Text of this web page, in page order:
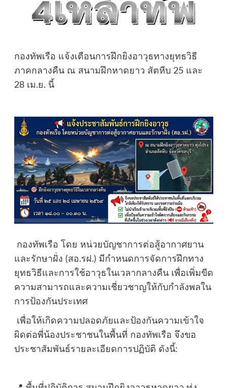
กองทัพเรือ แจ้งเตือนการฝึกยิงอาวุธทางยุทธวิธี
ภาคกลางคืน ณ สนามฝึกหาดยาว สัตหีบ 25 และ
28 เม.ย. นี้
​ กองทัพเรือ โดย หน่วยบัญชาการต่อสู้อากาศยาน
และรักษาฝั่ง (สอ.รฝ.) มีกำหนดการจัดการฝึกทาง
ยุทธวิธีและการใช้อาวุธในเวลากลางคืน เพื่อเพิ่มขีด
ความสามารถและความเชี่ยวชาญให้กับกำลังพลใน
การป้องกันประเทศ
​ เพื่อให้เกิดความปลอดภัยและป้องกันความเข้าใจ
ผิดต่อพี่น้องประชาชนในพื้นที่ กองทัพเรือ จึงขอ
ประชาสัมพันธ์รายละเอียดการปฏิบัติ ดังนี้: